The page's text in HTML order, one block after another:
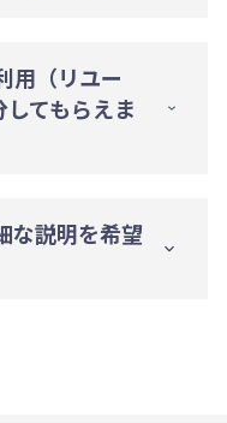
用（リユー
てもらえま
な説明を希望